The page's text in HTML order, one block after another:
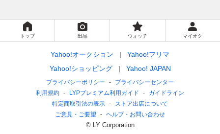
トップ 出品 ウォッチ マイオク
Yahoo!オークション
Yahoo!フリマ
Yahoo!ショッピング
Yahoo! JAPAN
プライバシーポリシー
プライバシーセンター
利用規約
LYPプレミアム利用ガイド
ガイドライン
特定商取引法の表示
ストア出店について
ご意見・ご要望
ヘルプ・お問い合わせ
© LY Corporation